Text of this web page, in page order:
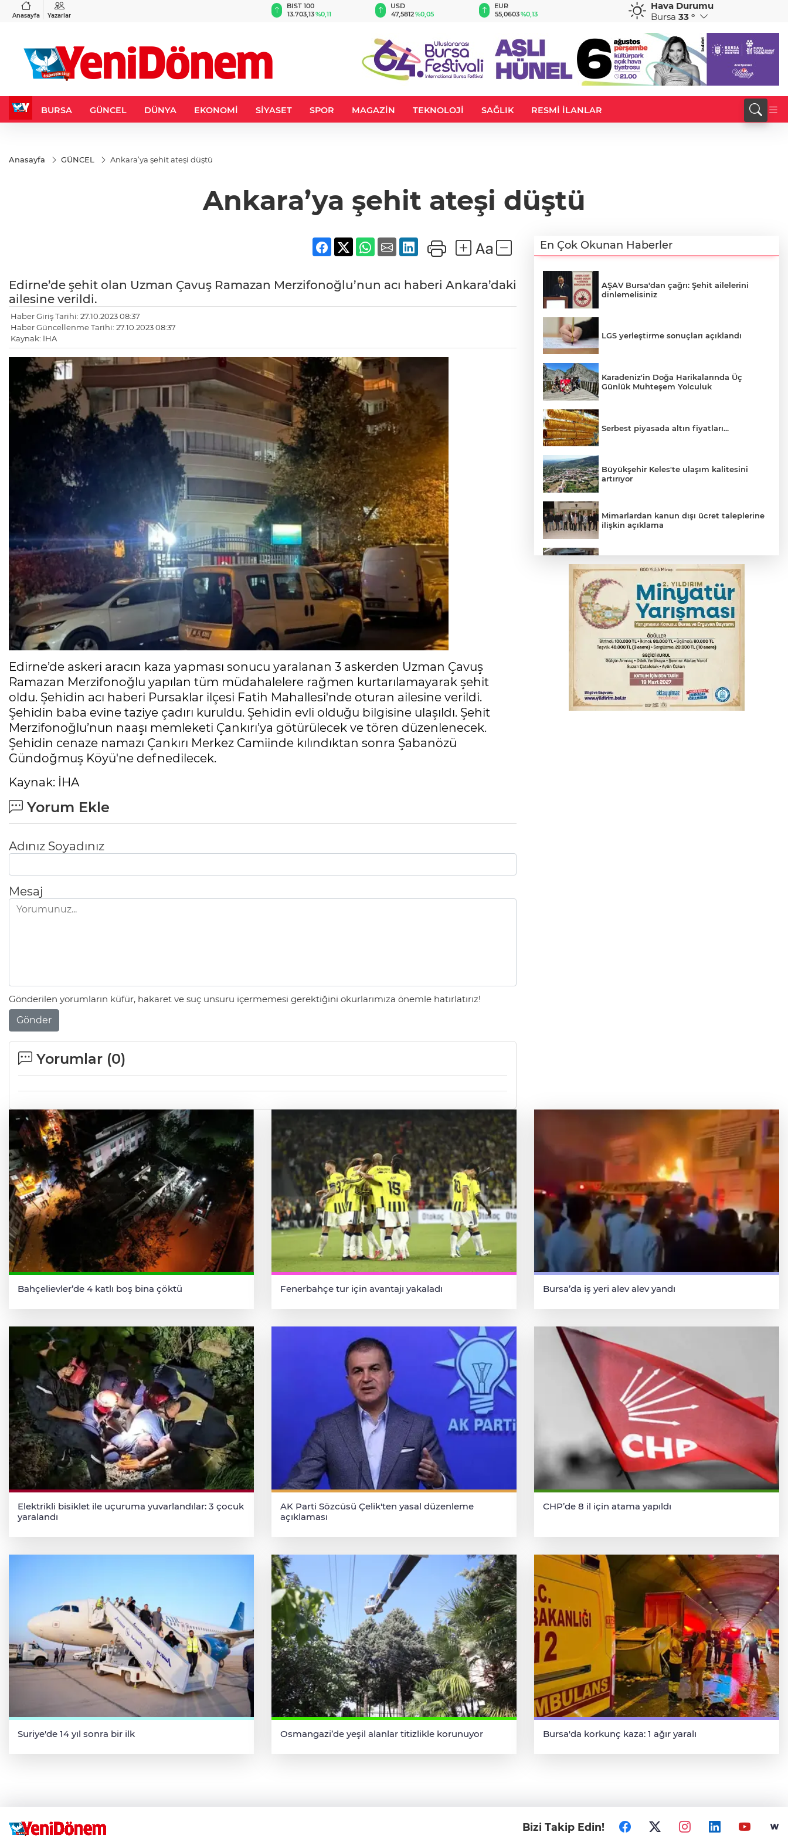
Anasayfa Yazarlar
%0,37
BIST 100
13.703,13%0,11
USD
47,5812%0,05
EUR
55,0603%0,13 %0,16
CHF
58,9168
Hava Durumu
Bursa 33 °
BURSA GÜNCEL DÜNYA EKONOMİ SİYASET SPOR MAGAZİN TEKNOLOJİ SAĞLIK RESMİ İLANLAR
Anasayfa GÜNCEL Ankara’ya şehit ateşi düştü
Ankara’ya şehit ateşi düştü
Edirne’de şehit olan Uzman Çavuş Ramazan Merzifonoğlu’nun acı haberi Ankara’daki
ailesine verildi.
Haber Giriş Tarihi: 27.10.2023 08:37
Haber Güncellenme Tarihi: 27.10.2023 08:37
Kaynak: İHA
Edirne’de askeri aracın kaza yapması sonucu yaralanan 3 askerden Uzman Çavuş
Ramazan Merzifonoğlu yapılan tüm müdahalelere rağmen kurtarılamayarak şehit
oldu. Şehidin acı haberi Pursaklar ilçesi Fatih Mahallesi'nde oturan ailesine verildi.
Şehidin baba evine taziye çadırı kuruldu. Şehidin evli olduğu bilgisine ulaşıldı. Şehit
Merzifonoğlu’nun naaşı memleketi Çankırı’ya götürülecek ve tören düzenlenecek.
Şehidin cenaze namazı Çankırı Merkez Camiinde kılındıktan sonra Şabanözü
Gündoğmuş Köyü'ne defnedilecek.
Kaynak: İHA
Yorum Ekle
Adınız Soyadınız
Mesaj
Gönderilen yorumların küfür, hakaret ve suç unsuru içermemesi gerektiğini okurlarımıza önemle hatırlatırız!
Gönder
Yorumlar (0)
En Çok Okunan Haberler
AŞAV Bursa'dan çağrı: Şehit ailelerini
dinlemelisiniz
LGS yerleştirme sonuçları açıklandı
Karadeniz'in Doğa Harikalarında Üç
Günlük Muhteşem Yolculuk
Serbest piyasada altın fiyatları...
Büyükşehir Keles'te ulaşım kalitesini
artırıyor
Mimarlardan kanun dışı ücret taleplerine
ilişkin açıklama
Başkan Aydın: Tüm imkanları sunuyoruz
Başkan Dalgıç: Denizler halkındır
Bursa’da bugün hava nasıl olacak?
Bursa'da kontrolden çıkan araç orta
refüje çıktı
Bahçelievler’de 4 katlı boş bina çöktü Fenerbahçe tur için avantajı yakaladı Bursa’da iş yeri alev alev yandı
Elektrikli bisiklet ile uçuruma yuvarlandılar: 3 çocuk
yaralandı
AK Parti Sözcüsü Çelik'ten yasal düzenleme
açıklaması
CHP’de 8 il için atama yapıldı
Suriye'de 14 yıl sonra bir ilk Osmangazi’de yeşil alanlar titizlikle korunuyor Bursa'da korkunç kaza: 1 ağır yaralı
Bizi Takip Edin!